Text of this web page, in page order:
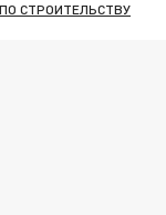
СТРОИТЕЛЬСТВУ